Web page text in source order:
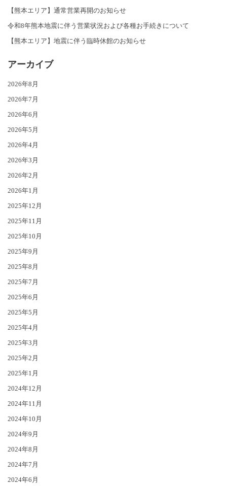
【熊本エリア】通常営業再開のお知らせ
令和8年熊本地震に伴う営業状況および各種お手続きについて
【熊本エリア】地震に伴う臨時休館のお知らせ
アーカイブ
2026年8月
2026年7月
2026年6月
2026年5月
2026年4月
2026年3月
2026年2月
2026年1月
2025年12月
2025年11月
2025年10月
2025年9月
2025年8月
2025年7月
2025年6月
2025年5月
2025年4月
2025年3月
2025年2月
2025年1月
2024年12月
2024年11月
2024年10月
2024年9月
2024年8月
2024年7月
2024年6月